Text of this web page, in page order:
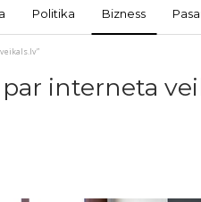
Politika Bizness
interneta